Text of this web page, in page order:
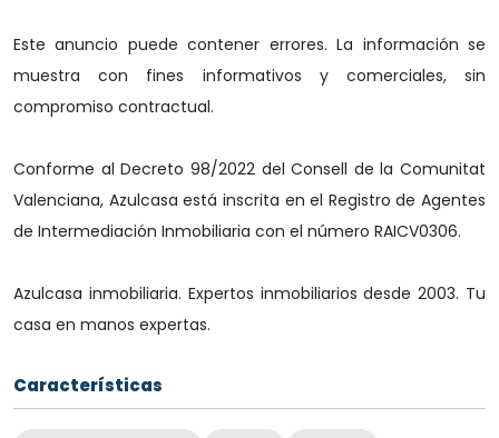
Este anuncio puede contener errores. La información se
muestra con fines informativos y comerciales, sin
compromiso contractual.
Conforme al Decreto 98/2022 del Consell de la Comunitat
Valenciana, Azulcasa está inscrita en el Registro de Agentes
de Intermediación Inmobiliaria con el número RAICV0306.
Azulcasa inmobiliaria. Expertos inmobiliarios desde 2003. Tu
casa en manos expertas.
Características